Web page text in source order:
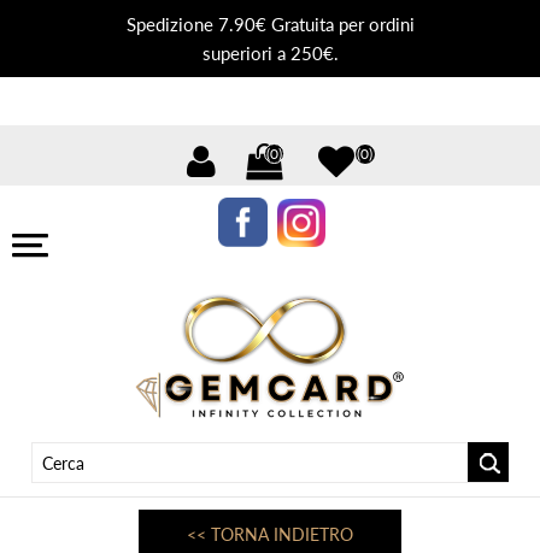
Spedizione 7.90€ Gratuita per ordini
superiori a 250€.
(0) (0)
<< TORNA INDIETRO